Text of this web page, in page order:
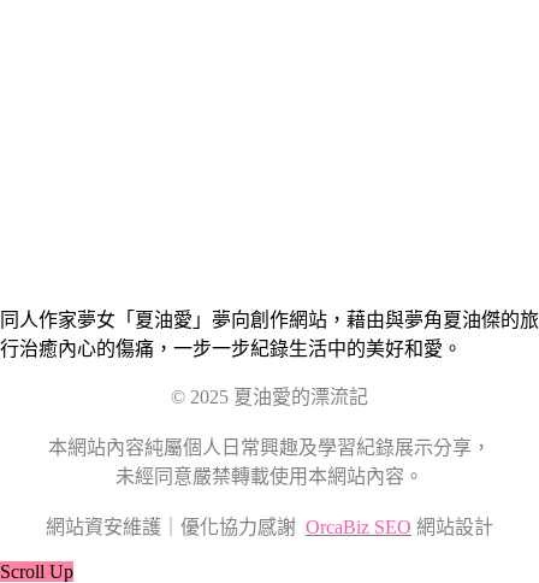
同人作家夢女「夏油愛」夢向創作網站，藉由與夢角夏油傑的旅
行治癒內心的傷痛，一步一步紀錄生活中的美好和愛。
© 2025 夏油愛的漂流記
本網站內容純屬個人日常興趣及學習紀錄展示分享，
未經同意嚴禁轉載使用本網站內容。
網站資安維護｜優化協力感謝 OrcaBiz SEO 網站設計
Scroll Up